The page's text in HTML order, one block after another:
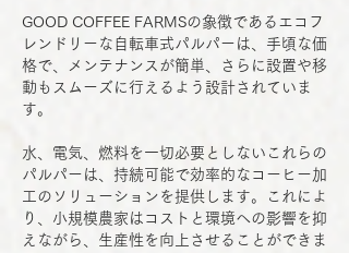
GOOD COFFEE FARMSの象徴であるエコフ
レンドリーな自転車式パルパーは、手頃な価
格で、メンテナンスが簡単、さらに設置や移
動もスムーズに行えるよう設計されていま
す。
水、電気、燃料を一切必要としないこれらの
パルパーは、持続可能で効率的なコーヒー加
工のソリューションを提供します。これによ
り、小規模農家はコストと環境への影響を抑
えながら、生産性を向上させることができま